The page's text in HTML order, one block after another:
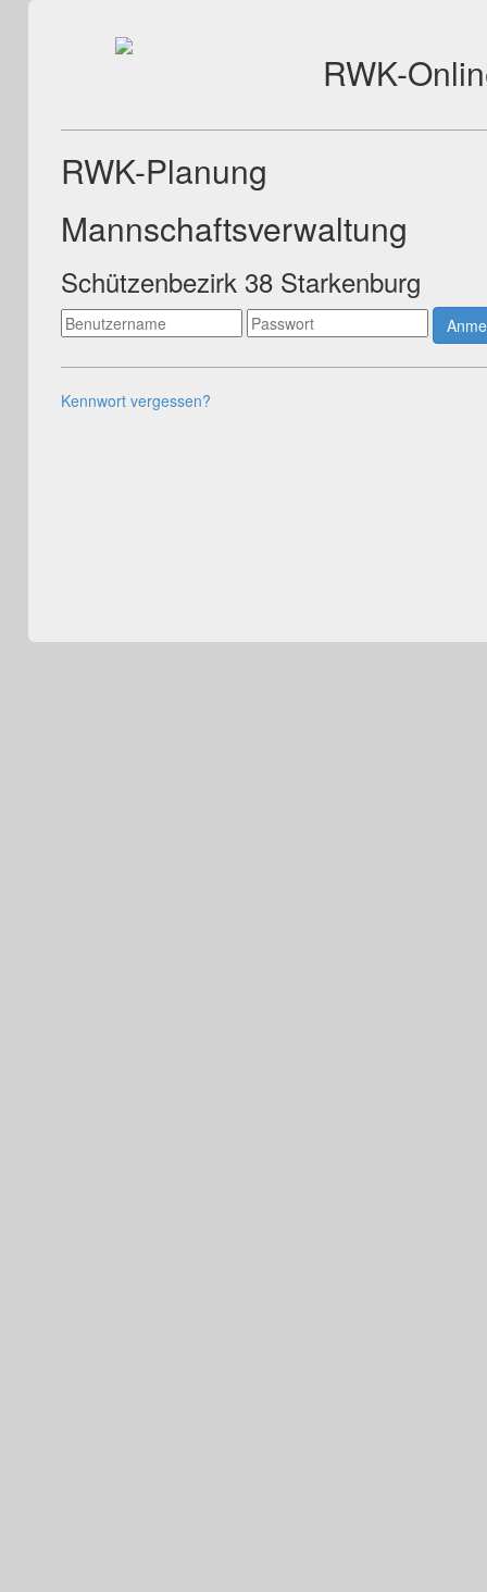
RWK-
RWK-Planung
Mannschaftsverwaltung
Schützenbezirk 38 Starkenburg
Kennwort vergessen?